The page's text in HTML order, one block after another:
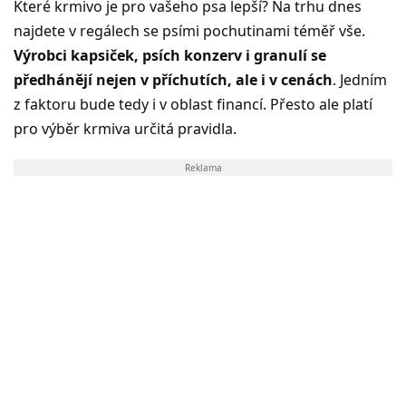
Které krmivo je pro vašeho psa lepší? Na trhu dnes
najdete v regálech se psími pochutinami téměř vše.
Výrobci kapsiček, psích konzerv i granulí se
předhánějí nejen v příchutích, ale i v cenách. Jedním
z faktoru bude tedy i v oblast financí. Přesto ale platí
pro výběr krmiva určitá pravidla.
Reklama